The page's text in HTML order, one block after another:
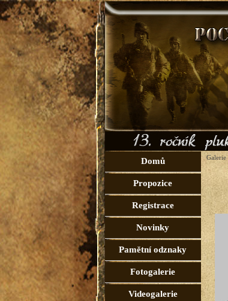
Domů
Propozice
Registrace
Novinky
Pamětní odznaky
Fotogalerie
Videogalerie